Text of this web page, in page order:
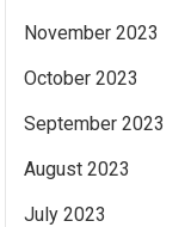
November 2023
October 2023
September 2023
August 2023
July 2023